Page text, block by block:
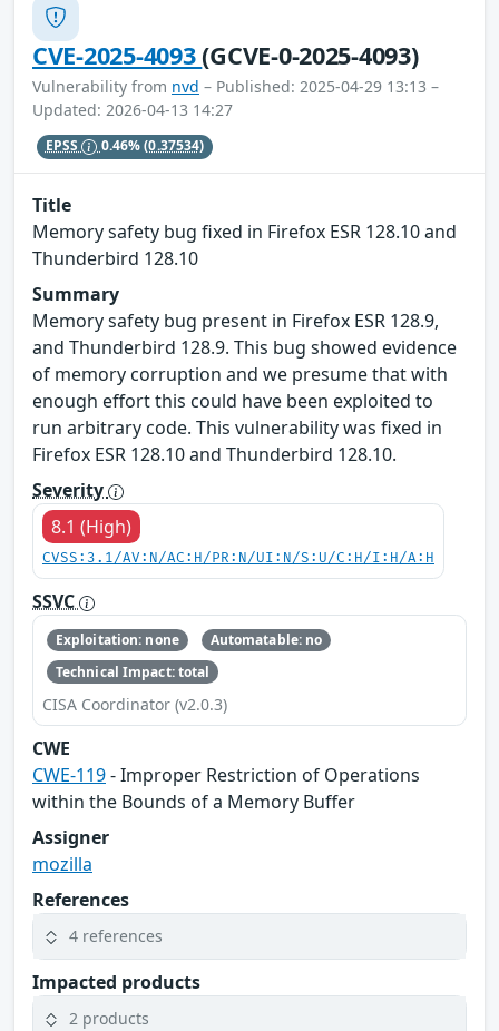
CVE-2025-4093(GCVE-0-2025-4093)
Vulnerability from nvd – Published: 2025-04-29 13:13 –
Updated: 2026-04-13 14:27
EPSS 0.46%(0.37534)
Title
Memory safety bug fixed in Firefox ESR 128.10 and
Thunderbird 128.10
Summary
Memory safety bug present in Firefox ESR 128.9,
and Thunderbird 128.9. This bug showed evidence
of memory corruption and we presume that with
enough effort this could have been exploited to
run arbitrary code. This vulnerability was fixed in
Firefox ESR 128.10 and Thunderbird 128.10.
Severity
8.1 (High)
CVSS:3.1/AV:N/AC:H/PR:N/UI:N/S:U/C:H/I:H/A:H
SSVC
Exploitation: none
Automatable: no
Technical Impact: total
CISA Coordinator (v2.0.3)
CWE
CWE-119- Improper Restriction of Operations
within the Bounds of a Memory Buffer
Assigner
mozilla
References
4 references
Impacted products
2 products